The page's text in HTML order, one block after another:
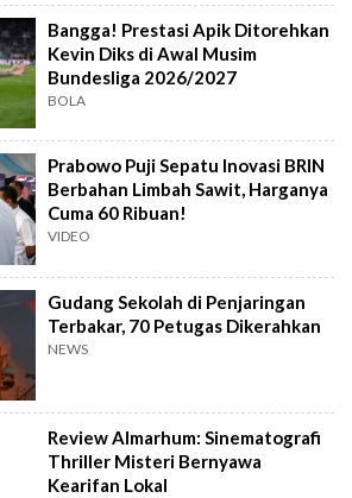
Bangga! Prestasi Apik Ditorehkan
Kevin Diks di Awal Musim
Bundesliga 2026/2027
BOLA
Prabowo Puji Sepatu Inovasi BRIN
Berbahan Limbah Sawit, Harganya
Cuma 60 Ribuan!
VIDEO
Gudang Sekolah di Penjaringan
Terbakar, 70 Petugas Dikerahkan
NEWS
Review Almarhum: Sinematografi
Thriller Misteri Bernyawa
Kearifan Lokal